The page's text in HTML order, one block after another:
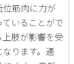
位筋肉に力が
いることがで
肢が影響を受
ります。通